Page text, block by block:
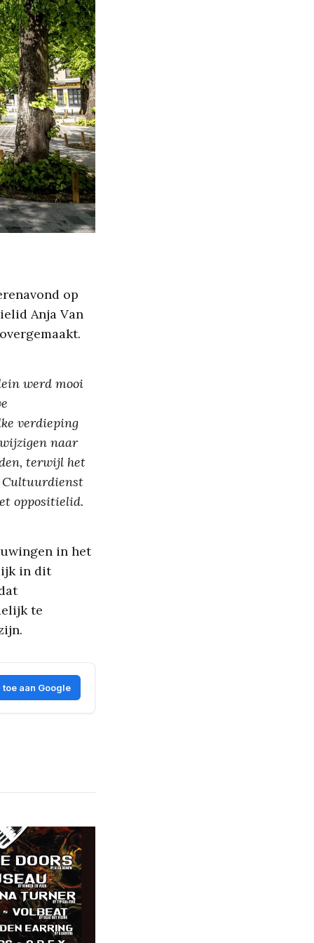
op
Anja Van
werd mooi
verdieping
naar
terwijl het
Cultuurdienst
oppositielid.
in het
in dit
te
toe aan Google